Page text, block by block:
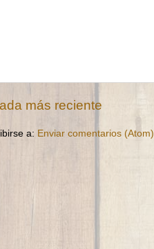
más reciente
a: Enviar comentarios (Atom)